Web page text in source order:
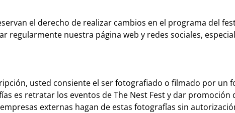
el derecho de realizar cambios en el programa del
regularmente nuestra página web y redes sociales,
usted consiente el ser fotografiado o filmado por un
es retratar los eventos de The Nest Fest y dar promoción
externas hagan de estas fotografías sin